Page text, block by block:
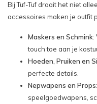
Bij Tuf-Tuf draait het niet
accessoires maken je outfit
Maskers en Schmink:
touch toe aan je
Hoeden, Pruiken en
perfecte details.
Nepwapens en Props
speelgoedwapens,